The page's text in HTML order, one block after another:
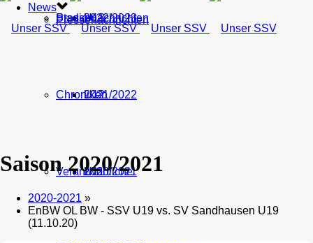
U13
U12
U11
2022/2023
2021/2022
2020/2021
Stadion
Chroniken
Verantwortliche
Pressenachrichten
News
Pressenachrichten
Saison 2020/2021
2020-2021 »
EnBW OL BW - SSV U19 vs. SV Sandhausen U19
(11.10.20)